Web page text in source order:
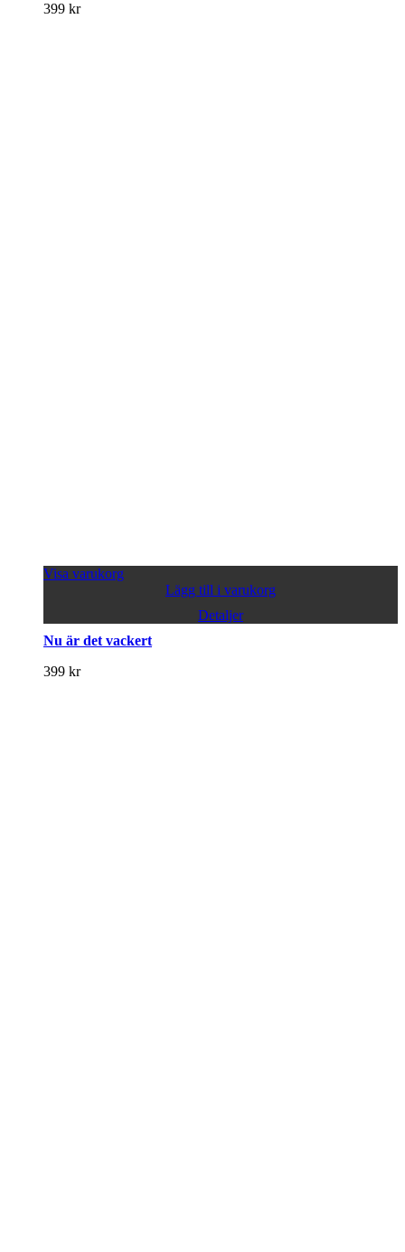
399 kr
Visa varukorg
Lägg till i varukorg
Detaljer
Nu är det vackert
399 kr